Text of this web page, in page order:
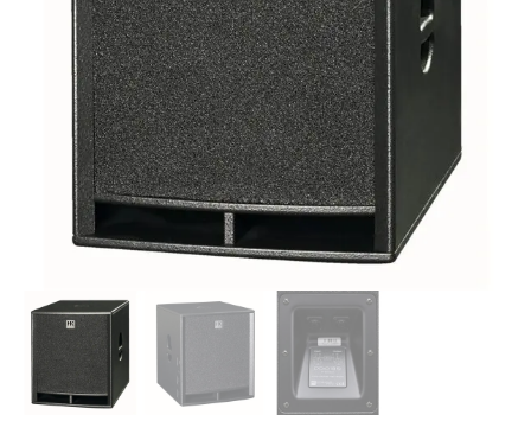
Supporto clienti RF Assist
Ciao, Come posso aiutarti?
Puoi chiedermi informazioni generali o specifiche su certi
Per ottenere dettagli su un determinato prodotto